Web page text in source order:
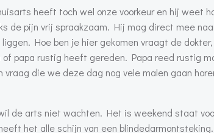
heeft toch wel onze voorkeur en hij weet
de pijn vrij spraakzaam. Hij mag direct mee
Hoe ben je hier gekomen vraagt de
papa rustig heeft gereden. Papa reed rustig
die we deze dag nog vele malen gaan
de arts niet wachten. Het is weekend staat
het alle schijn van een